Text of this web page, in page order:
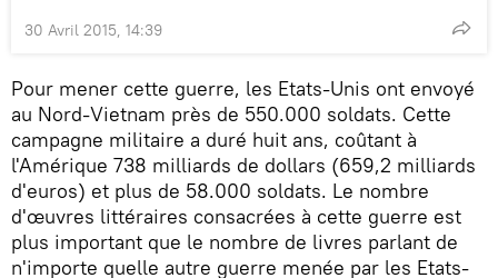
30 Avril 2015, 14:39
Pour mener cette guerre, les Etats-Unis ont envoyé
au Nord-Vietnam près de 550.000 soldats. Cette
campagne militaire a duré huit ans, coûtant à
l'Amérique 738 milliards de dollars (659,2 milliards
d'euros) et plus de 58.000 soldats. Le nombre
d'œuvres littéraires consacrées à cette guerre est
plus important que le nombre de livres parlant de
n'importe quelle autre guerre menée par les Etats-